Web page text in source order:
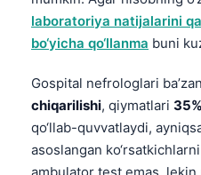
laboratoriya natijalarini
bo‘yicha qo‘llanma buni
Gospital nefrologlari ba’zan
chiqarilishi, qiymatlari 35%
qo‘llab-quvvatlaydi,
asoslangan
ambulator test emas, lekin
मराठी
తెలుగు
தமிழ்
ಕನ್ನಡ